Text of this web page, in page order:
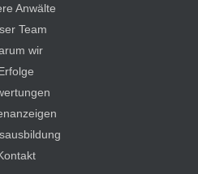
Anwälte
Team
wir